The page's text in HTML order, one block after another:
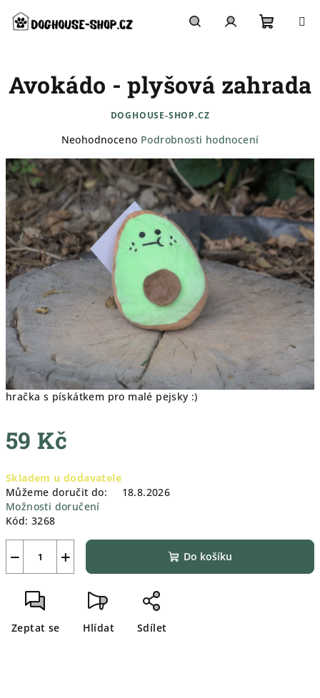
obsah
košík
hračka s pískátkem pro malé pejsky :)
59 Kč
cena:
Skladem u dodavatele
Můžeme doručit do:
18.8.2026
Možnosti doručení
Kód: 3268
+
− Do košíku
Zeptat se Hlídat Sdílet
Avokádo - plyšová zahrada
DOGHOUSE-SHOP.CZ
Průměrné
produktu
je
0,0
z
5
hvězdiček.
Neohodnoceno Podrobnosti hodnocení